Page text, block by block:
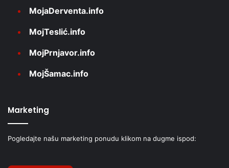
MojaDerventa.info
MojTeslić.info
MojPrnjavor.info
MojŠamac.info
Marketing
Pogledajte našu marketing ponudu klikom na dugme ispod: